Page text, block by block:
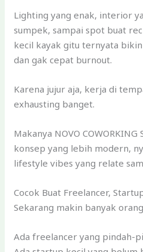
Lighting yang enak, interior
sumpek, sampai spot buat
kecil kayak gitu ternyata
dan gak cepat burnout.
Karena jujur aja, kerja di
exhausting banget.
Makanya NOVO COWORKING
konsep yang lebih modern,
lifestyle vibes yang relate
Cocok Buat Freelancer,
Sekarang makin banyak
Ada freelancer yang pindah-